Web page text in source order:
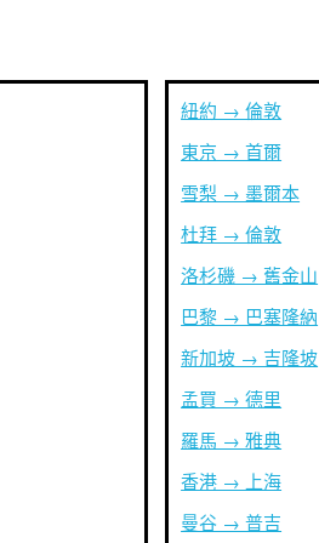
紐約 → 倫敦
東京 → 首爾
雪梨 → 墨爾本
杜拜 → 倫敦
洛杉磯 → 舊金山
巴黎 → 巴塞隆納
新加坡 → 吉隆坡
孟買 → 德里
羅馬 → 雅典
香港 → 上海
曼谷 → 普吉